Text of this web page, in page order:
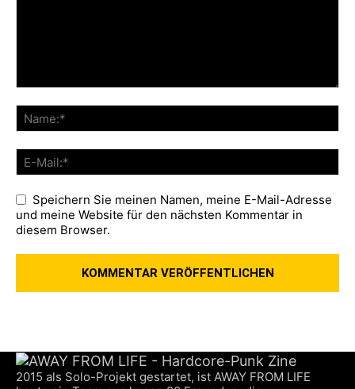
Speichern Sie meinen Namen, meine E-Mail-Adresse
und meine Website für den nächsten Kommentar in
diesem Browser.
2015 als Solo-Projekt gestartet, ist AWAY FROM LIFE